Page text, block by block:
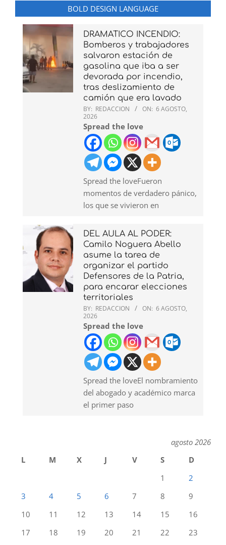
BOLD DESIGN LANGUAGE
DRAMATICO INCENDIO:
Bomberos y trabajadores
salvaron estación de
gasolina que iba a ser
devorada por incendio,
tras deslizamiento de
camión que era lavado
BY: REDACCION ON: 6 AGOSTO,
2026
Spread the love
Spread the loveFueron
momentos de verdadero pánico,
los que se vivieron en
DEL AULA AL PODER:
Camilo Noguera Abello
asume la tarea de
organizar el partido
Defensores de la Patria,
para encarar elecciones
territoriales
BY: REDACCION ON: 6 AGOSTO,
2026
Spread the love
Spread the loveEl nombramiento
del abogado y académico marca
el primer paso
agosto 2026
L
M X J V S
D
1
2
3
4 5 6 7 8
9
10
11 12 13 14 15
16
17
18 19 20 21 22
23